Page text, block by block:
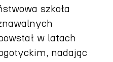
szkoła
w latach
nadając